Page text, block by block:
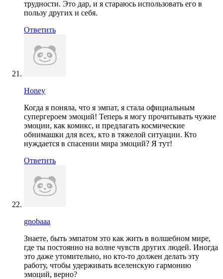
трудности. Это дар, и я стараюсь использовать его в
пользу других и себя.
Ответить
Honey
Когда я поняла, что я эмпат, я стала официальным
супергероем эмоций! Теперь я могу прочитывать чужие
эмоции, как комикс, и предлагать космические
обнимашки для всех, кто в тяжелой ситуации. Кто
нуждается в спасении мира эмоций? Я тут!
Ответить
gnobaaa
Знаете, быть эмпатом это как жить в волшебном мире,
где ты постоянно на волне чувств других людей. Иногда
это даже утомительно, но кто-то должен делать эту
работу, чтобы удерживать вселенскую гармонию
эмоций, верно?